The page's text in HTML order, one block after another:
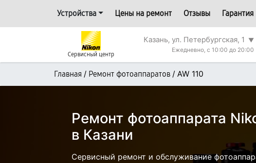
Устройства Цены на ремонт Отзывы Гарантия
Сервисный центр
Казань, ул. Петербургская, 1
▼
Ежедневно, с 10:00 до 20:00
Главная / Ремонт фотоаппаратов / AW 110
Ремонт фотоаппарата
в Казани
Сервисный ремонт и обслуживание